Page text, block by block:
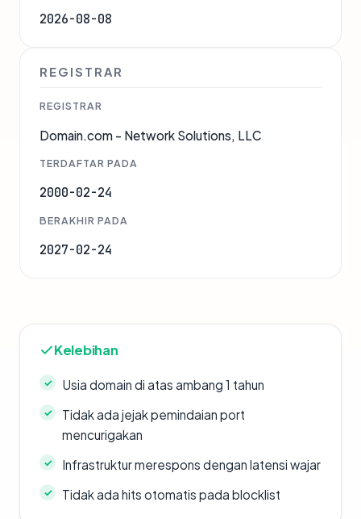
2026-08-08
REGISTRAR
REGISTRAR
Domain.com - Network Solutions, LLC
TERDAFTAR PADA
2000-02-24
BERAKHIR PADA
2027-02-24
Kelebihan
Usia domain di atas ambang 1 tahun
Tidak ada jejak pemindaian port
mencurigakan
Infrastruktur merespons dengan latensi wajar
Tidak ada hits otomatis pada blocklist